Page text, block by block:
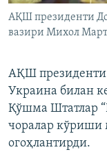
АҚШ президенти
вазири Михол
АҚШ президенти
Украина билан
Қўшма Штатлар
чоралар
огоҳлантирди.